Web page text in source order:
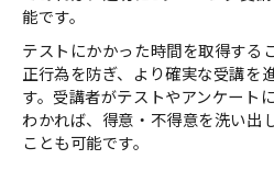
能です。
テストにかかった時間を取得する
正行為を防ぎ、より確実な受講を
す。受講者がテストやアンケート
わかれば、得意・不得意を洗い出
ことも可能です。